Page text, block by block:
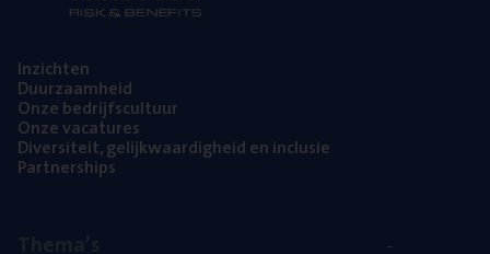
Inzich­ten
Duur­zaam­heid
Onze bedrijfs­cul­tuur
Onze vaca­tu­res
Diver­si­teit, gelijk­waar­dig­heid en inclusie
Part­ner­ships